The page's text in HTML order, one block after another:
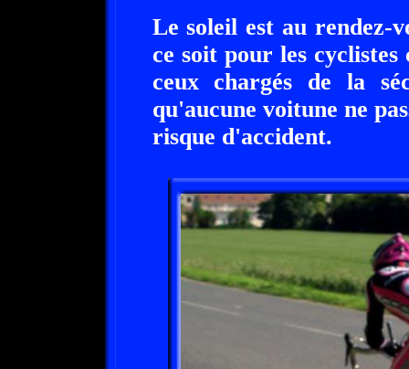
Le soleil est au rendez-
ce soit pour les
ceux chargés de la
qu'aucune voitune ne
risque d'accident.